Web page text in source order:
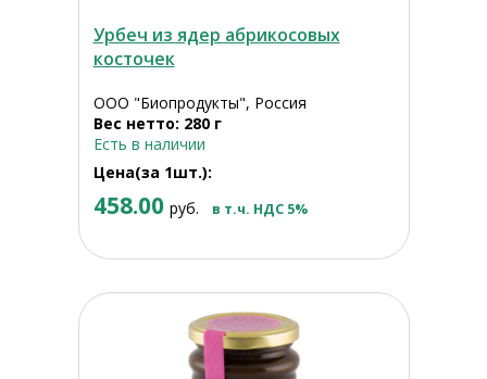
Урбеч из ядер абрикосовых
косточек
ООО "Биопродукты", Россия
Вес нетто: 280 г
Есть в наличии
Цена(за 1шт.):
458.00 руб. в т.ч. НДС 5%